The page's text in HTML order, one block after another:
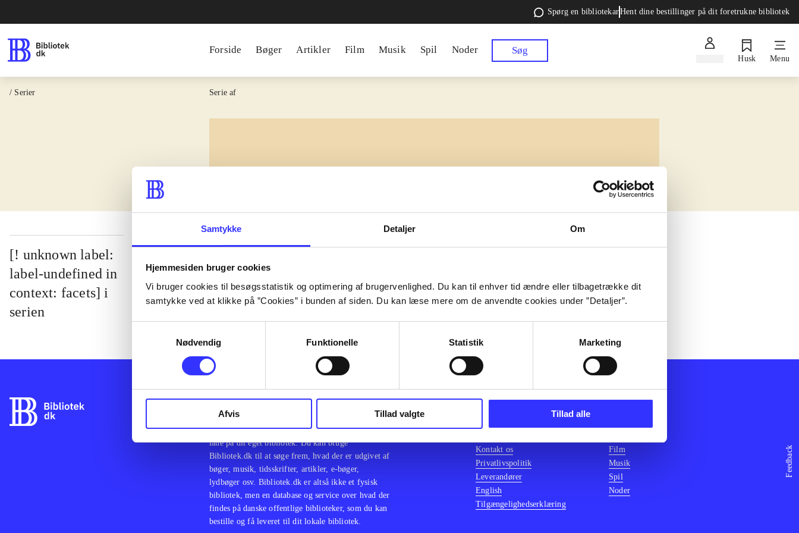
Samtykke Detaljer Om
Hjemmesiden bruger cookies
Vi bruger cookies til besøgsstatistik og optimering af brugervenlighed. Du kan til enhver tid ændre eller tilbagetrække dit
samtykke ved at klikke på ”Cookies” i bunden af siden. Du kan læse mere om de anvendte cookies under ”Detaljer”.
Nødvendig
Funktionelle Statistik Marketing
Afvis Tillad valgte Tillad alle
Spørg en bibliotekarHent dine bestillinger på dit foretrukne bibliotek
Forside Bøger Artikler Film Musik Spil Noder Søg
Husk Menu
/ Serier Serie af
[! unknown label:
label-undefined in
context: facets] i
serien
Feedback
bibliotekers materialer og til hvad der udgives i
Danmark. Du kan bestille materialer og så hente og
låne på dit eget bibliotek. Du kan bruge
Bibliotek.dk til at søge frem, hvad der er udgivet af
bøger, musik, tidsskrifter, artikler, e-bøger,
lydbøger osv. Bibliotek.dk er altså ikke et fysisk
bibliotek, men en database og service over hvad der
findes på danske offentlige biblioteker, som du kan
bestille og få leveret til dit lokale bibliotek.
Kontakt os
Privatlivspolitik
Leverandører
English
Tilgængelighedserklæring
Film
Musik
Spil
Noder